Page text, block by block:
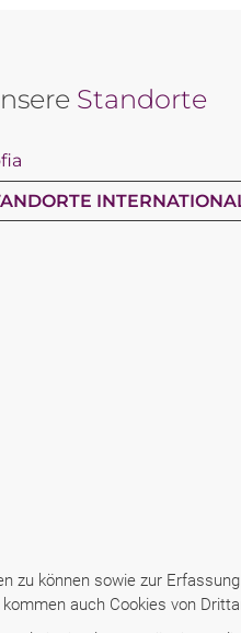
zu können sowie zur
auch Cookies von
Standorte